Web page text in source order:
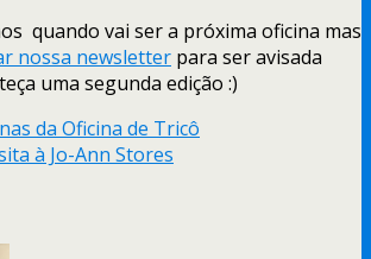
quando vai ser a próxima oficina mas
nossa newsletter para ser avisada
uma segunda edição :)
da Oficina de Tricô
à Jo-Ann Stores